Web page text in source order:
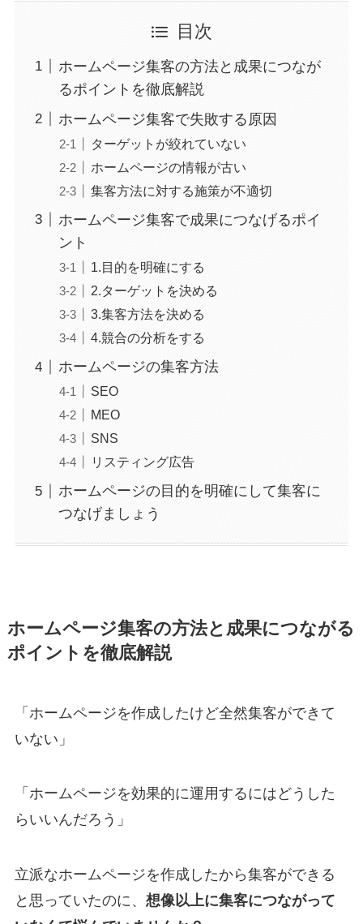
目次
ホームページ集客の方法と成果につなが
るポイントを徹底解説
ホームページ集客で失敗する原因
ターゲットが絞れていない
ホームページの情報が古い
集客方法に対する施策が不適切
ホームページ集客で成果につなげるポイ
ント
1.目的を明確にする
2.ターゲットを決める
3.集客方法を決める
4.競合の分析をする
ホームページの集客方法
SEO
MEO
SNS
リスティング広告
ホームページの目的を明確にして集客に
つなげましょう
ホームページ集客の方法と成果につながる
ポイントを徹底解説
「ホームページを作成したけど全然集客ができて
いない」
「ホームページを効果的に運用するにはどうした
らいいんだろう」
立派なホームページを作成したから集客ができる
と思っていたのに、 想像以上に集客につながって